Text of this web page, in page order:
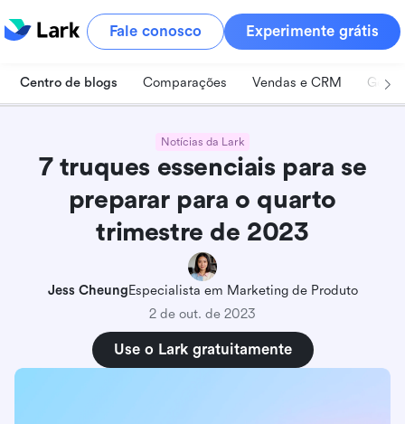
Fale conosco Experimente grátis
Centro de blogs Comparações Vendas e CRM
Notícias da Lark
7 truques essenciais para se
preparar para o quarto
trimestre de 2023
Jess CheungEspecialista em Marketing de Produto
2 de out. de 2023
Use o Lark gratuitamente